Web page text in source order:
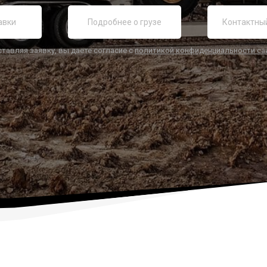
заявку, вы даете согласие сполитикой конфиденциальности